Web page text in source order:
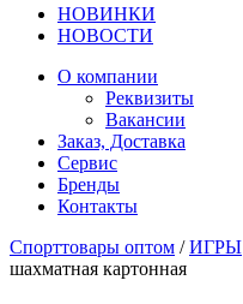
НОВИНКИ
НОВОСТИ
О компании
Реквизиты
Вакансии
Заказ, Доставка
Сервис
Бренды
Контакты
Спорттовары оптом /ИГРЫ
шахматная картонная